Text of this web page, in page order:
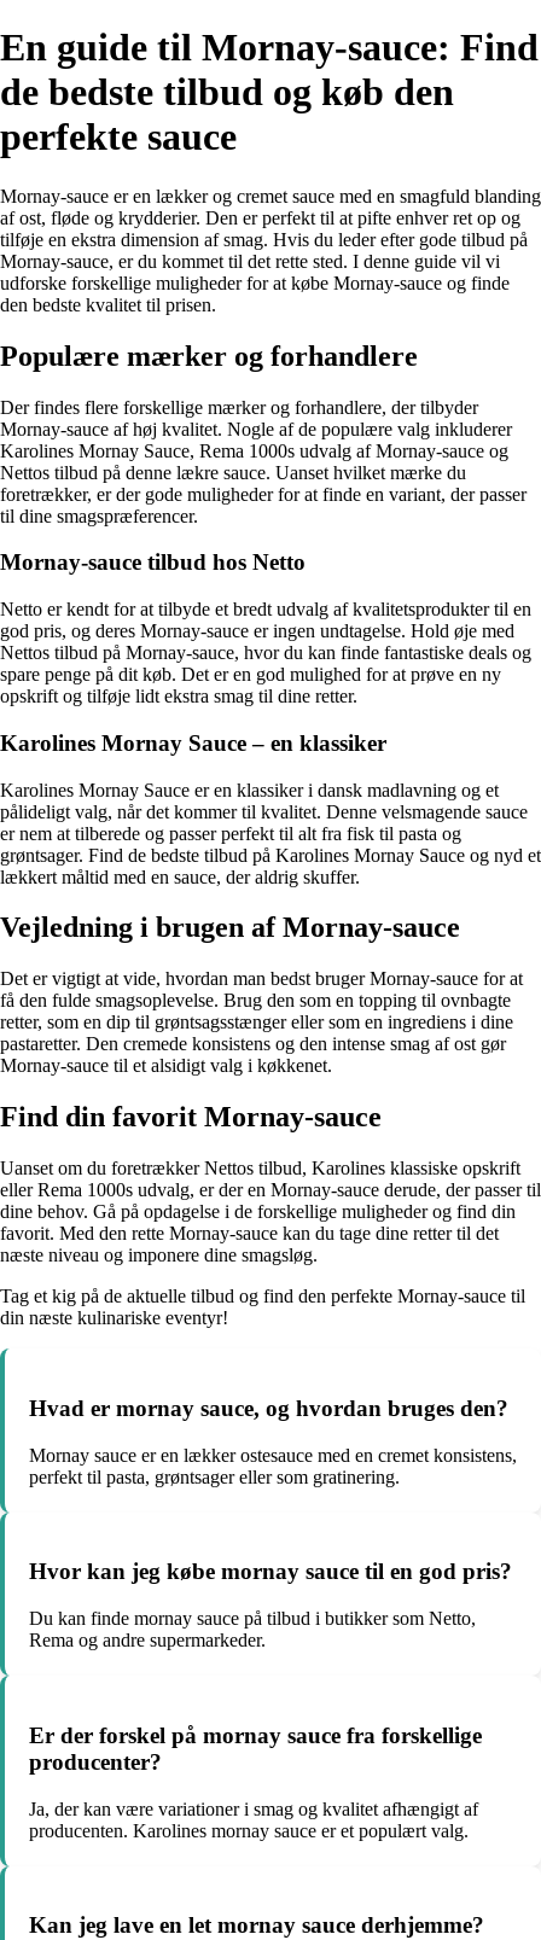
En guide til Mornay-sauce: Find
de bedste tilbud og køb den
perfekte sauce
Mornay-sauce er en lækker og cremet sauce med en smagfuld blanding
af ost, fløde og krydderier. Den er perfekt til at pifte enhver ret op og
tilføje en ekstra dimension af smag. Hvis du leder efter gode tilbud på
Mornay-sauce, er du kommet til det rette sted. I denne guide vil vi
udforske forskellige muligheder for at købe Mornay-sauce og finde
den bedste kvalitet til prisen.
Populære mærker og forhandlere
Der findes flere forskellige mærker og forhandlere, der tilbyder
Mornay-sauce af høj kvalitet. Nogle af de populære valg inkluderer
Karolines Mornay Sauce, Rema 1000s udvalg af Mornay-sauce og
Nettos tilbud på denne lækre sauce. Uanset hvilket mærke du
foretrækker, er der gode muligheder for at finde en variant, der passer
til dine smagspræferencer.
Mornay-sauce tilbud hos Netto
Netto er kendt for at tilbyde et bredt udvalg af kvalitetsprodukter til en
god pris, og deres Mornay-sauce er ingen undtagelse. Hold øje med
Nettos tilbud på Mornay-sauce, hvor du kan finde fantastiske deals og
spare penge på dit køb. Det er en god mulighed for at prøve en ny
opskrift og tilføje lidt ekstra smag til dine retter.
Karolines Mornay Sauce – en klassiker
Karolines Mornay Sauce er en klassiker i dansk madlavning og et
pålideligt valg, når det kommer til kvalitet. Denne velsmagende sauce
er nem at tilberede og passer perfekt til alt fra fisk til pasta og
grøntsager. Find de bedste tilbud på Karolines Mornay Sauce og nyd et
lækkert måltid med en sauce, der aldrig skuffer.
Vejledning i brugen af Mornay-sauce
Det er vigtigt at vide, hvordan man bedst bruger Mornay-sauce for at
få den fulde smagsoplevelse. Brug den som en topping til ovnbagte
retter, som en dip til grøntsagsstænger eller som en ingrediens i dine
pastaretter. Den cremede konsistens og den intense smag af ost gør
Mornay-sauce til et alsidigt valg i køkkenet.
Find din favorit Mornay-sauce
Uanset om du foretrækker Nettos tilbud, Karolines klassiske opskrift
eller Rema 1000s udvalg, er der en Mornay-sauce derude, der passer til
dine behov. Gå på opdagelse i de forskellige muligheder og find din
favorit. Med den rette Mornay-sauce kan du tage dine retter til det
næste niveau og imponere dine smagsløg.
Tag et kig på de aktuelle tilbud og find den perfekte Mornay-sauce til
din næste kulinariske eventyr!
Hvad er mornay sauce, og hvordan bruges den?
Mornay sauce er en lækker ostesauce med en cremet konsistens,
perfekt til pasta, grøntsager eller som gratinering.
Hvor kan jeg købe mornay sauce til en god pris?
Du kan finde mornay sauce på tilbud i butikker som Netto,
Rema og andre supermarkeder.
Er der forskel på mornay sauce fra forskellige
producenter?
Ja, der kan være variationer i smag og kvalitet afhængigt af
producenten. Karolines mornay sauce er et populært valg.
Kan jeg lave en let mornay sauce derhjemme?